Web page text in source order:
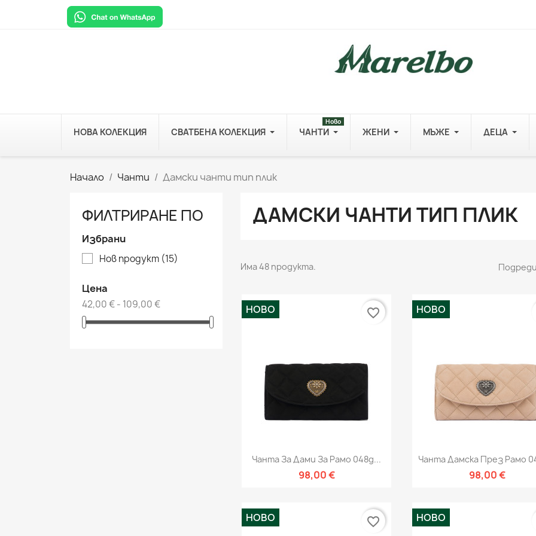
НОВА КОЛЕКЦИЯ СВАТБЕНА КОЛЕКЦИЯ ЧАНТИ
Ново
ЖЕНИ МЪЖЕ ДЕЦА
Начало Чанти Дамски чанти тип плик
ФИЛТРИРАНЕ ПО
Избрани
Нов продукт (15)
Цена
42,00 € - 109,00 €
ДАМСКИ ЧАНТИ ТИП ПЛИК
Има 48 продукта.
Бърз преглед
Чанта За Дами За Рамо 048g...
98,00 €
НОВО favorite_border
Бърз преглед
Чанта Дамска През Рамо
98,00 €
НОВО
НОВО favorite_border НОВО